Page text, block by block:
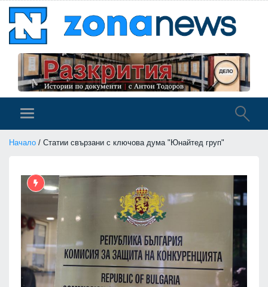
Начало / Статии свързани с ключова дума "Юнайтед груп"